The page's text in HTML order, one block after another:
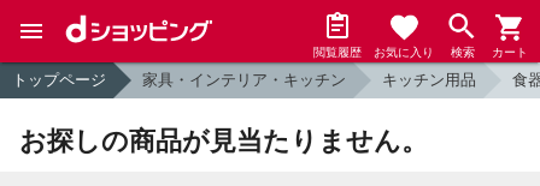
閲覧履歴 お気に入り 検索 カート
トップページ 家具・インテリア・キッチン キッチン用品 食
お探しの商品が見当たりません。